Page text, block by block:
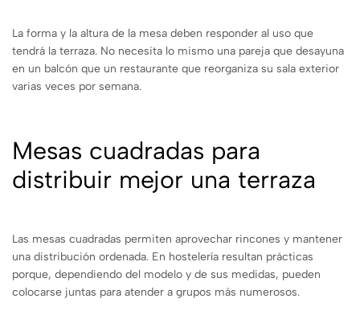
La forma y la altura de la mesa deben responder al uso que
tendrá la terraza. No necesita lo mismo una pareja que desayuna
en un balcón que un restaurante que reorganiza su sala exterior
varias veces por semana.
Mesas cuadradas para
distribuir mejor una terraza
Las mesas cuadradas permiten aprovechar rincones y mantener
una distribución ordenada. En hostelería resultan prácticas
porque, dependiendo del modelo y de sus medidas, pueden
colocarse juntas para atender a grupos más numerosos.